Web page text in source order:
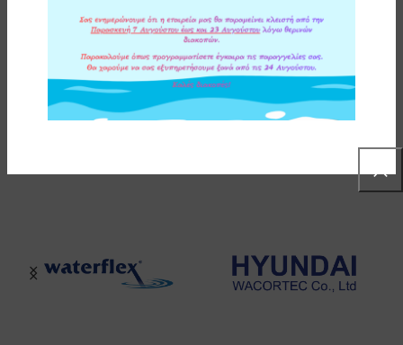
ΥΛΙΚΑ ΚΑΤΑΣΚΕΥΗΣ
ΕΠΙΠΛΕΟΝ ΠΛΗΡΟΦΟΡΙΕΣ